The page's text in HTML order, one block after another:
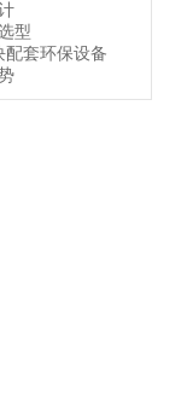
型
配套环保设备